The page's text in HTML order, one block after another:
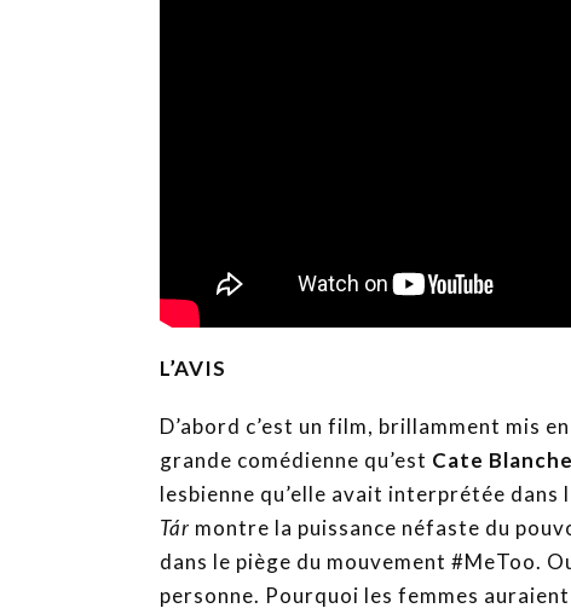
L’AVIS
D’abord c’est un film, brillamment mis
grande comédienne qu’est Cate
lesbienne qu’elle avait interprétée
Tár montre la puissance néfaste du
dans le piège du mouvement #MeToo.
personne. Pourquoi les femmes